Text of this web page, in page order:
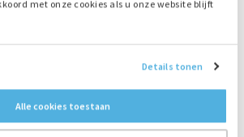
met onze cookies als u onze website blijft
Details tonen
Alle cookies toestaan
een grote stroomvraag kunnen we de
energiebronnen als zon en wind
klant absolute stroomzekerheid.”
van Bredenoord deelt het
energieopslagsystemen maken het